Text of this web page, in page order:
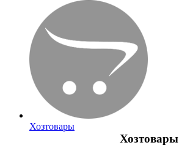
Хозтовары
Хозтовары